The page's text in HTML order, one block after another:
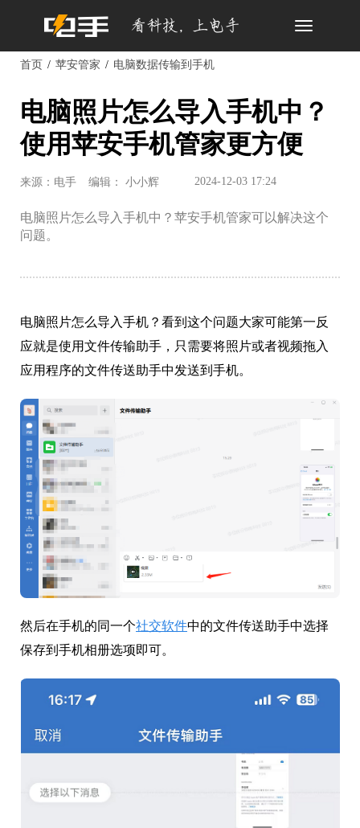
Toggle
首页 苹安管家 电脑数据传输到手机
电脑照片怎么导入手机中？
使用苹安手机管家更方便
来源：电手 编辑： 小小辉 2024-12-03 17:24
电脑照片怎么导入手机中？苹安手机管家可以解决这个
问题。
电脑照片怎么导入手机？看到这个问题大家可能第一反
应就是使用文件传输助手，只需要将照片或者视频拖入
应用程序的文件传送助手中发送到手机。
然后在手机的同一个社交软件中的文件传送助手中选择
保存到手机相册选项即可。